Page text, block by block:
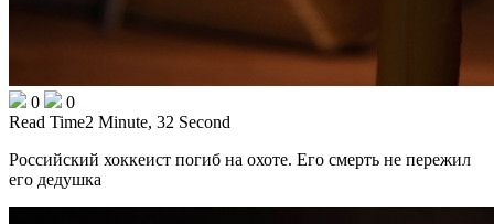
0
0
Read Time2 Minute, 32 Second
Российский хоккеист погиб на охоте. Его смерть не пережил
его дедушка